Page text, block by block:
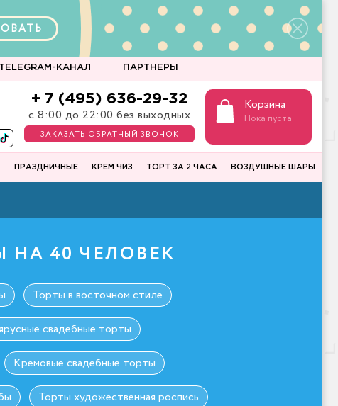
TELEGRAM-КАНАЛ ПАРТНЕРЫ
+ 7 (495) 636-29-32
с 8:00 до 22:00 без выходных
ЗАКАЗАТЬ ОБРАТНЫЙ ЗВОНОК
Корзина
Пока пуста
ПРАЗДНИЧНЫЕ КРЕМ ЧИЗ ТОРТ ЗА 2 ЧАСА ВОЗДУШНЫЕ ШАРЫ
40 ЧЕЛОВЕК
Торты в восточном стиле
свадебные торты
Кремовые свадебные торты
Торты художественная роспись